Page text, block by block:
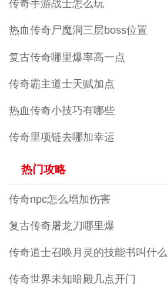
传奇手游战士怎么玩
热血传奇尸魔洞三层boss位置
复古传奇哪里爆率高一点
传奇霸主道士天赋加点
热血传奇小技巧有哪些
传奇里项链去哪加幸运
热门攻略
传奇npc怎么增加伤害
复古传奇屠龙刀哪里爆
传奇道士召唤月灵的技能书叫什么
传奇世界未知暗殿几点开门